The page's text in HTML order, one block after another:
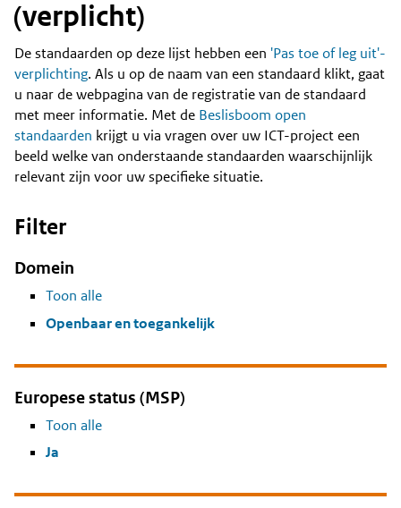
(verplicht)
Content
De standaarden op deze lijst hebben een 'Pas toe of leg uit'-
verplichting. Als u op de naam van een standaard klikt, gaat
u naar de webpagina van de registratie van de standaard
met meer informatie. Met de Beslisboom open
standaarden krijgt u via vragen over uw ICT-project een
beeld welke van onderstaande standaarden waarschijnlijk
relevant zijn voor uw specifieke situatie.
Filter
Domein
Toon alle
Openbaar en toegankelijk
Europese status (MSP)
Toon alle
Ja